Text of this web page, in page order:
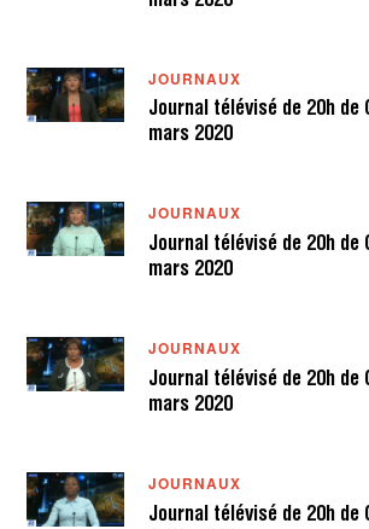
JOURNAUX
Journal télévisé de 20h de
mars 2020
JOURNAUX
Journal télévisé de 20h de
mars 2020
JOURNAUX
Journal télévisé de 20h de
mars 2020
JOURNAUX
Journal télévisé de 20h de